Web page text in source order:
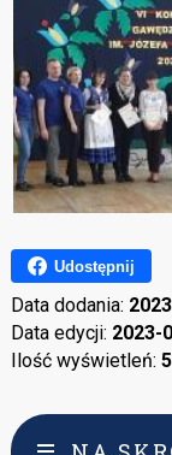
Udostępnij
Data dodania:
Data edycji: 2023-
Ilość wyświetleń: